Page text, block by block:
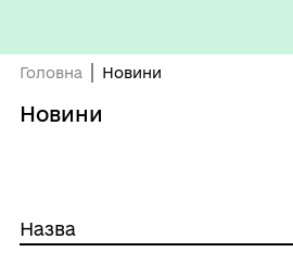
Головна Новини
Новини
Назва